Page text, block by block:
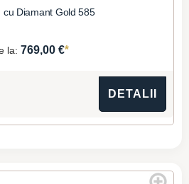
cu Diamant Gold 585
la: 769,00 €*
DETALII